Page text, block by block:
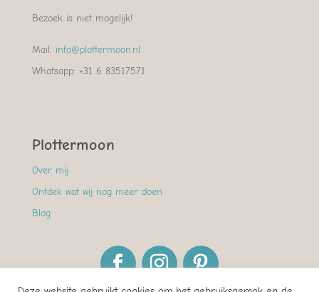
Bezoek is niet mogelijk!
Mail: info@plottermoon.nl
Whatsapp: +31 6 83517571
Plottermoon
Over mij
Ontdek wat wij nog meer doen
Blog